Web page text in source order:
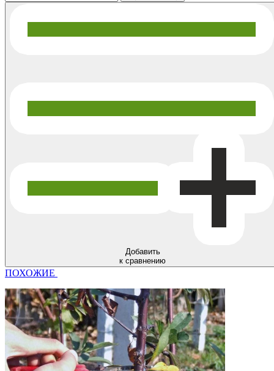
Добавить
к сравнению
ПОХОЖИЕ